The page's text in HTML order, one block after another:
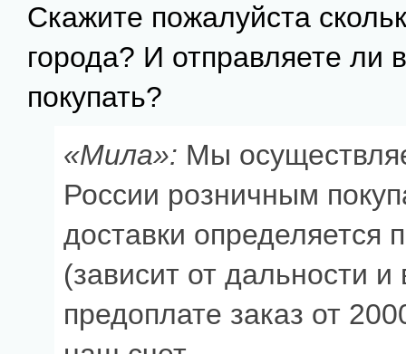
Скажите пожалуйста
города? И отправляете
покупать?
«Мила»: Мы
России розничным
доставки определяется
(зависит от дальности
предоплате заказ от